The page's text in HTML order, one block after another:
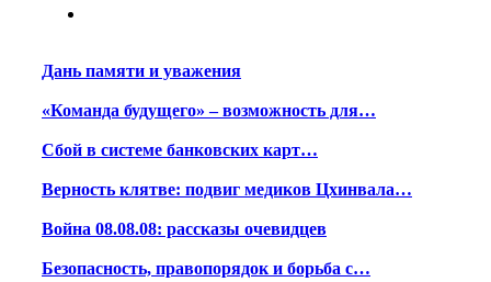
Дань памяти и уважения
«Команда будущего» – возможность для…
Сбой в системе банковских карт…
Верность клятве: подвиг медиков Цхинвала…
Война 08.08.08: рассказы очевидцев
Безопасность, правопорядок и борьба с…